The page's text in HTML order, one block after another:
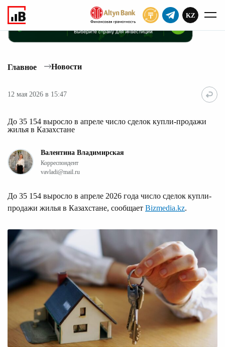
KZ
Главное Новости
12 мая 2026 в 15:47
До 35 154 выросло в апреле число сделок купли-продажи
жилья в Казахстане
Валентина Владимирская
Корреспондент
vavladi@mail.ru
До 35 154 выросло в апреле 2026 года число сделок купли-
продажи жилья в Казахстане, сообщает Bizmedia.kz.